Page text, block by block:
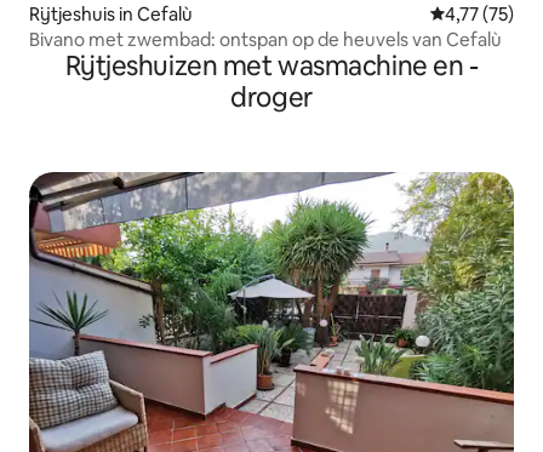
Rijtjeshuis in Cefalù Gemiddelde
4,77 (75)
Bivano met zwembad: ontspan op de heuvels van Cefalù
Rijtjeshuizen met wasmachine en -
droger